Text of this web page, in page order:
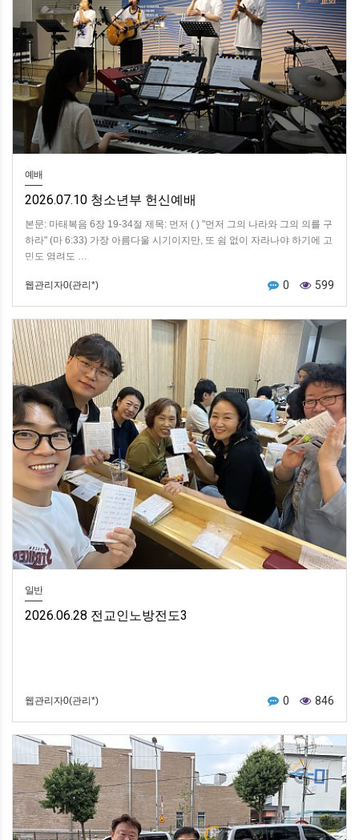
예배
2026.07.10 청소년부 헌신예배
본문: 마태복음 6장 19-34절 제목: 먼저 ( ) "먼저 그의 나라와 그의 의를 구
하라" (마 6:33) 가장 아름다울 시기이지만, 또 쉼 없이 자라나야 하기에 고
민도 염려도 …
웹관리자0(관리*) 0 599
일반
2026.06.28 전교인노방전도3
웹관리자0(관리*) 0 846